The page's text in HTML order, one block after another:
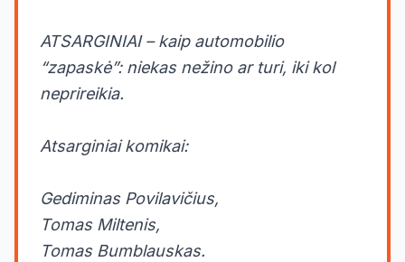
ATSARGINIAI – kaip automobilio
“zapaskė”: niekas nežino ar turi, iki kol
neprireikia.
Atsarginiai komikai:
Gediminas Povilavičius,
Tomas Miltenis,
Tomas Bumblauskas.